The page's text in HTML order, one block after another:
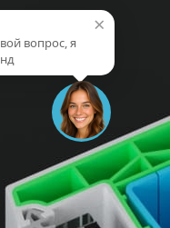
×
вопрос, я